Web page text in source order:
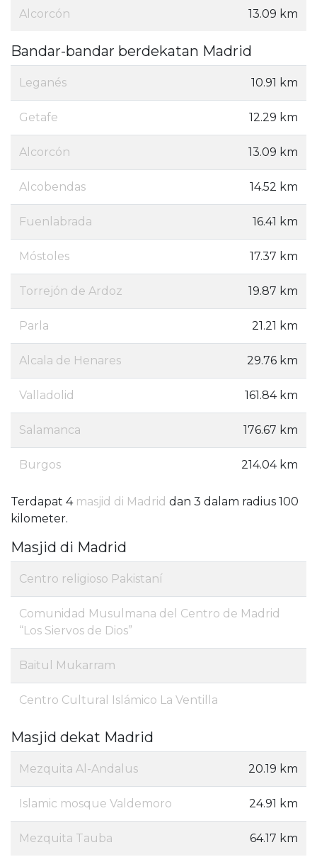
Alcorcón 13.09 km
Bandar-bandar berdekatan Madrid
Leganés 10.91 km
Getafe 12.29 km
Alcorcón 13.09 km
Alcobendas 14.52 km
Fuenlabrada 16.41 km
Móstoles 17.37 km
Torrejón de Ardoz 19.87 km
Parla 21.21 km
Alcala de Henares 29.76 km
Valladolid 161.84 km
Salamanca 176.67 km
Burgos 214.04 km
Terdapat 4 masjid di Madrid dan 3 dalam radius 100
kilometer.
Masjid di Madrid
Centro religioso Pakistaní
Comunidad Musulmana del Centro de Madrid
“Los Siervos de Dios”
Baitul Mukarram
Centro Cultural Islámico La Ventilla
Masjid dekat Madrid
Mezquita Al-Andalus 20.19 km
Islamic mosque Valdemoro 24.91 km
Mezquita Tauba 64.17 km